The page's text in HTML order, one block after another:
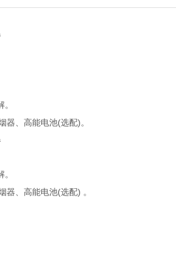
器、高能电池(选配)。
器、高能电池(选配) 。